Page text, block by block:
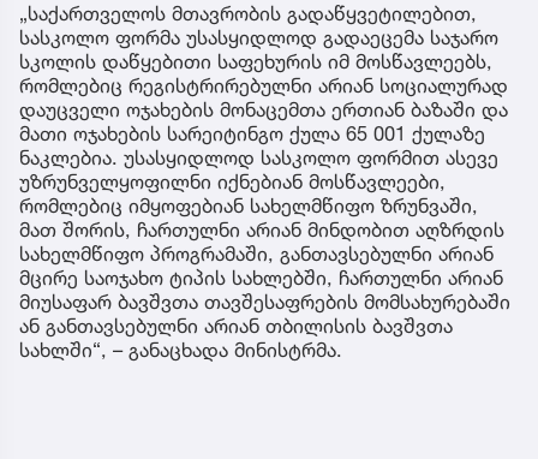
„საქართველოს მთავრობის გადაწყვეტილებით,
სასკოლო ფორმა უსასყიდლოდ გადაეცემა საჯარო
სკოლის დაწყებითი საფეხურის იმ მოსწავლეებს,
რომლებიც რეგისტრირებულნი არიან სოციალურად
დაუცველი ოჯახების მონაცემთა ერთიან ბაზაში და
მათი ოჯახების სარეიტინგო ქულა 65 001 ქულაზე
ნაკლებია. უსასყიდლოდ სასკოლო ფორმით ასევე
უზრუნველყოფილნი იქნებიან მოსწავლეები,
რომლებიც იმყოფებიან სახელმწიფო ზრუნვაში,
მათ შორის, ჩართულნი არიან მინდობით აღზრდის
სახელმწიფო პროგრამაში, განთავსებულნი არიან
მცირე საოჯახო ტიპის სახლებში, ჩართულნი არიან
მიუსაფარ ბავშვთა თავშესაფრების მომსახურებაში
ან განთავსებულნი არიან თბილისის ბავშვთა
სახლში“, – განაცხადა მინისტრმა.